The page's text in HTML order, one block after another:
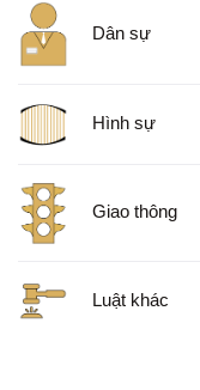
Dân sự
Hình sự
Giao thông
Luật khác